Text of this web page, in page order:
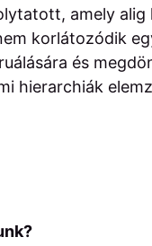
amely
korlátozódik
és
hierarchiák